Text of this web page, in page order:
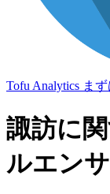
Tofu Analytics ま
諏訪に
ルエン